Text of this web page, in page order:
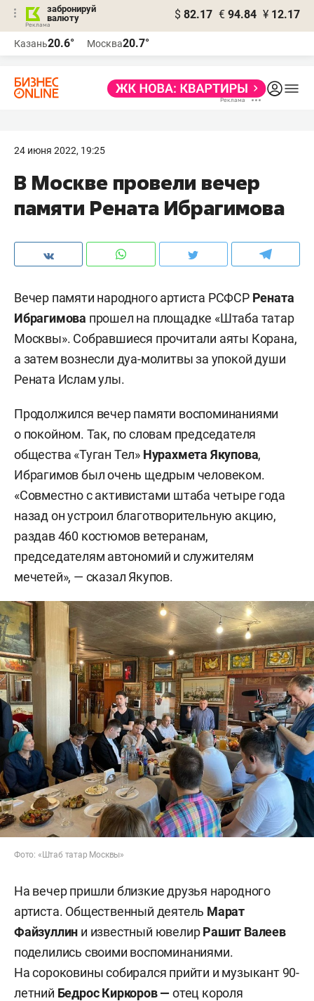
забронируй
валюту
$ 82.17 € 94.84 ¥ 12.17
Казань20.6° Москва20.7°
24 июня 2022, 19:25
В Москве провели вечер
памяти Рената Ибрагимова
Вечер памяти народного артиста РСФСР Рената
Ибрагимова прошел на площадке «Штаба татар
Москвы». Собравшиеся прочитали аяты Корана,
а затем вознесли дуа-молитвы за упокой души
Рената Ислам улы.
Продолжился вечер памяти воспоминаниями
о покойном. Так, по словам председателя
общества «Туган Тел» Нурахмета Якупова,
Ибрагимов был очень щедрым человеком.
«Совместно с активистами штаба четыре года
назад он устроил благотворительную акцию,
раздав 460 костюмов ветеранам,
председателям автономий и служителям
мечетей», — сказал Якупов.
Фото: «Штаб татар Москвы»
На вечер пришли близкие друзья народного
артиста. Общественный деятель Марат
Файзуллин и известный ювелирРашит Валеев
поделились своими воспоминаниями.
На сороковины собирался прийти и музыкант 90-
летний Бедрос Киркоров —отец короля